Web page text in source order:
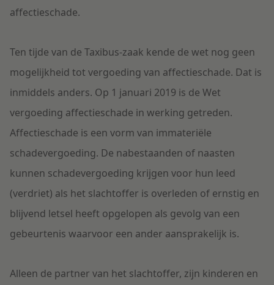
affectieschade.
Ten tijde van de Taxibus-zaak kende de wet nog geen
mogelijkheid tot vergoeding van affectieschade. Dat is
inmiddels anders. Op 1 januari 2019 is de Wet
vergoeding affectieschade in werking getreden.
Affectieschade is een vorm van immateriële
schadevergoeding. De nabestaanden of naasten
kunnen schadevergoeding krijgen voor hun leed
(verdriet) als het slachtoffer is overleden of ernstig en
blijvend letsel heeft opgelopen als gevolg van een
gebeurtenis waarvoor een ander aansprakelijk is.
Alleen de partner van het slachtoffer, zijn kinderen en